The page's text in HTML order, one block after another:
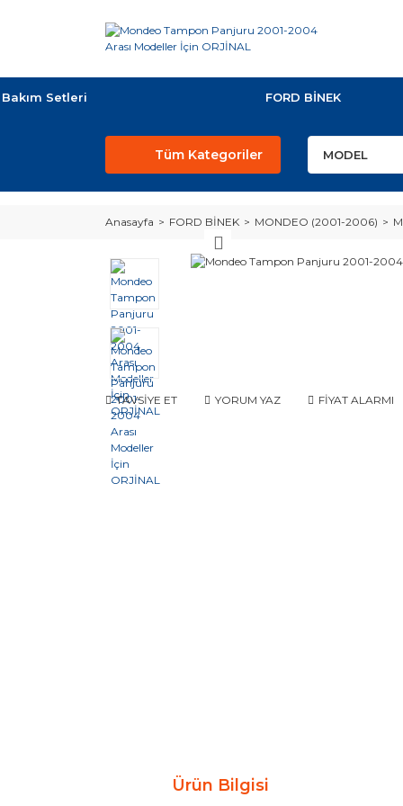
Bakım Setleri FORD BİNEK
Tüm Kategoriler
Anasayfa FORD BİNEK MONDEO (2001-2006)
TAVSİYE ET YORUM YAZ FİYAT ALARMI
Ürün Bilgisi